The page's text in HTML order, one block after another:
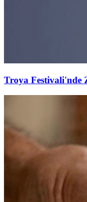
Troya Festivali'nde